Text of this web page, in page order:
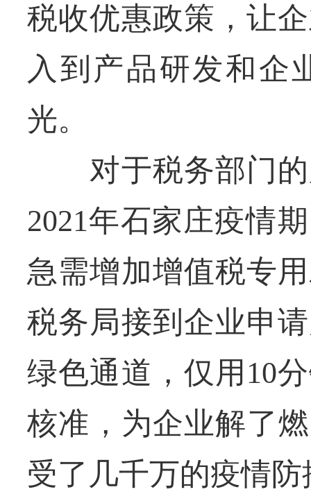
税收优惠政策，让
入到产品研发和企
光。
对于税务部门的
2021年石家庄疫情
急需增加增值税专
税务局接到企业申
绿色通道，仅用10
核准，为企业解了
受了几千万的疫情